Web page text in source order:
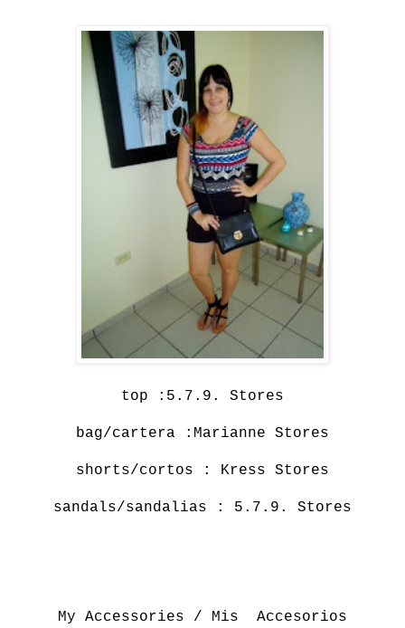
top : 5.7.9. Stores
bag/cartera : Marianne Stores
shorts/cortos : Kress Stores
sandals/sandalias : 5.7.9. Stores
My Accessories / Mis Accesorios